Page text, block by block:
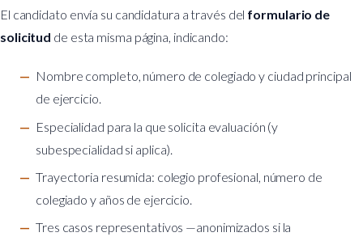
El candidato envía su candidatura a través del formulario de
solicitud de esta misma página, indicando:
Nombre completo, número de colegiado y ciudad principal
de ejercicio.
Especialidad para la que solicita evaluación (y
subespecialidad si aplica).
Trayectoria resumida: colegio profesional, número de
colegiado y años de ejercicio.
Tres casos representativos —anonimizados si la